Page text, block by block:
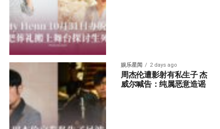
娱乐星闻 2 days ago
周杰伦遭影射有私生子 杰
威尔喊告：纯属恶意造谣